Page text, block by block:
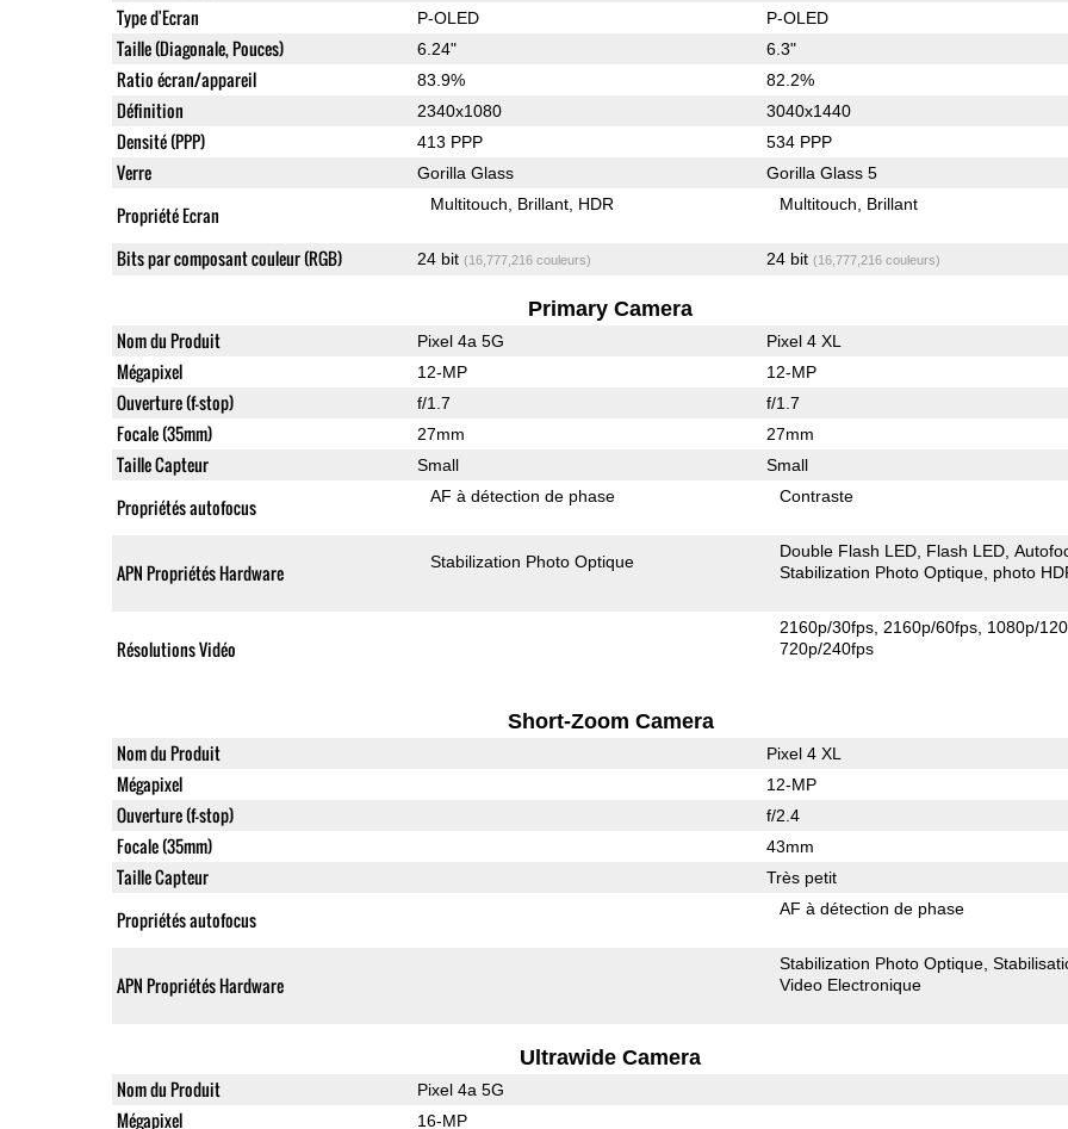
Type d'Ecran P-OLED P-OLED
Taille (Diagonale, Pouces) 6.24" 6.3"
Ratio écran/appareil 83.9% 82.2%
Définition 2340x1080 3040x1440
Densité (PPP) 413 PPP 534 PPP
Verre Gorilla Glass Gorilla Glass 5
Propriété Ecran Multitouch Brillant HDR Multitouch Brillant
Bits par composant couleur (RGB) 24 bit (16,777,216 couleurs) 24 bit (16,777,216 couleurs)
Primary Camera
Nom du Produit Pixel 4a 5G Pixel 4 XL
Mégapixel 12-MP 12-MP
Ouverture (f-stop) f/1.7 f/1.7
Focale (35mm) 27mm 27mm
Taille Capteur Small Small
Propriétés autofocus AF à détection de phase Contraste
APN Propriétés Hardware Stabilization Photo Optique
Double Flash LED Flash LED
Stabilization Photo Optique photo
Résolutions Vidéo
2160p/30fps 2160p/60fps 1080p/
720p/240fps
Short-Zoom Camera
Nom du Produit Pixel 4 XL
Mégapixel 12-MP
Ouverture (f-stop) f/2.4
Focale (35mm) 43mm
Taille Capteur Très petit
Propriétés autofocus AF à détection de phase
APN Propriétés Hardware
Stabilization Photo Optique
Video Electronique
Ultrawide Camera
Nom du Produit Pixel 4a 5G
Mégapixel 16-MP